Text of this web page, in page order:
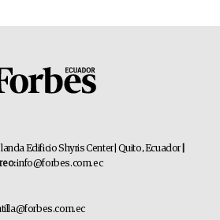
Edificio Shyris Center | Quito, Ecuador
info@forbes.com.ec